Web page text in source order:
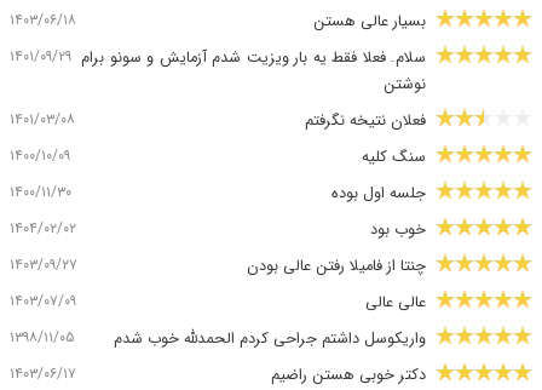
بسیار عالی هستن ۱۴۰۳/۰۶/۱۸
سلام. فعلا فقط یه بار ویزیت شدم آزمایش و سونو برام
نوشتن
۱۴۰۱/۰۹/۲۹
فعلان نتیخه نگرفتم ۱۴۰۱/۰۳/۰۸
سنگ کلیه ۱۴۰۰/۱۰/۰۹
جلسه اول بوده ۱۴۰۰/۱۱/۳۰
خوب بود ۱۴۰۴/۰۲/۰۲
چنتا از فامیلا رفتن عالی بودن ۱۴۰۳/۰۹/۲۷
عالی عالی ۱۴۰۳/۰۷/۰۹
واریکوسل داشتم جراحی کردم الحمدلله خوب شدم ۱۳۹۸/۱۱/۰۵
دکتر خوبی هستن راضیم ۱۴۰۳/۰۶/۱۷